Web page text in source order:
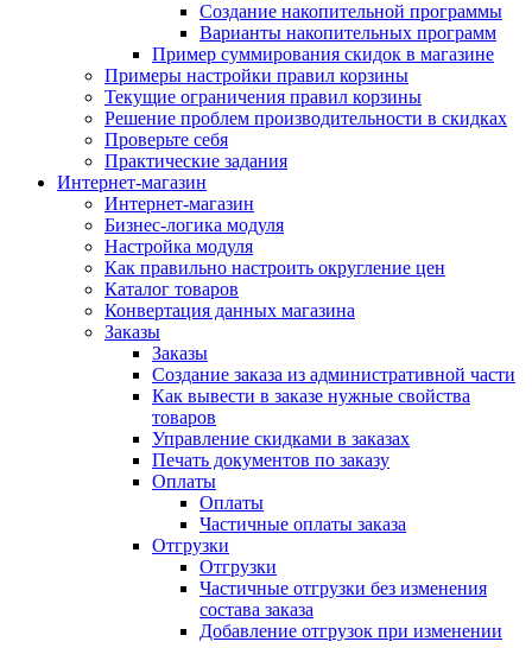
Создание накопительной программы
Варианты накопительных программ
Пример суммирования скидок в магазине
Примеры настройки правил корзины
Текущие ограничения правил корзины
Решение проблем производительности в скидках
Проверьте себя
Практические задания
Интернет-магазин
Интернет-магазин
Бизнес-логика модуля
Настройка модуля
Как правильно настроить округление цен
Каталог товаров
Конвертация данных магазина
Заказы
Заказы
Создание заказа из административной части
Как вывести в заказе нужные свойства
товаров
Управление скидками в заказах
Печать документов по заказу
Оплаты
Оплаты
Частичные оплаты заказа
Отгрузки
Отгрузки
Частичные отгрузки без изменения
состава заказа
Добавление отгрузок при изменении